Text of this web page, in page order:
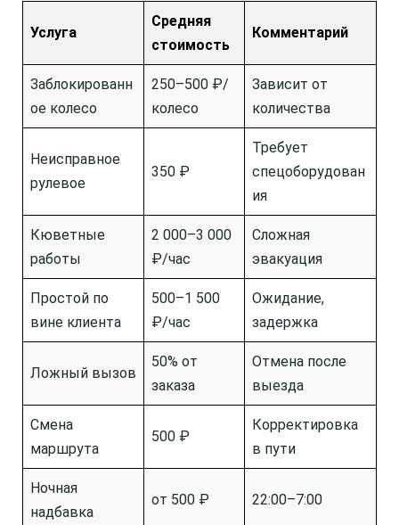
Услуга
Средняя
стоимость
Комментарий
Заблокированн
ое колесо
250–500 ₽/
колесо
Зависит от
количества
Неисправное
рулевое
350 ₽
Требует
спецоборудован
ия
Кюветные
работы
2 000–3 000
₽/час
Сложная
эвакуация
Простой по
вине клиента
500–1 500
₽/час
Ожидание,
задержка
Ложный вызов
50% от
заказа
Отмена после
выезда
Смена
маршрута
500 ₽
Корректировка
в пути
Ночная
надбавка
от 500 ₽ 22:00–7:00